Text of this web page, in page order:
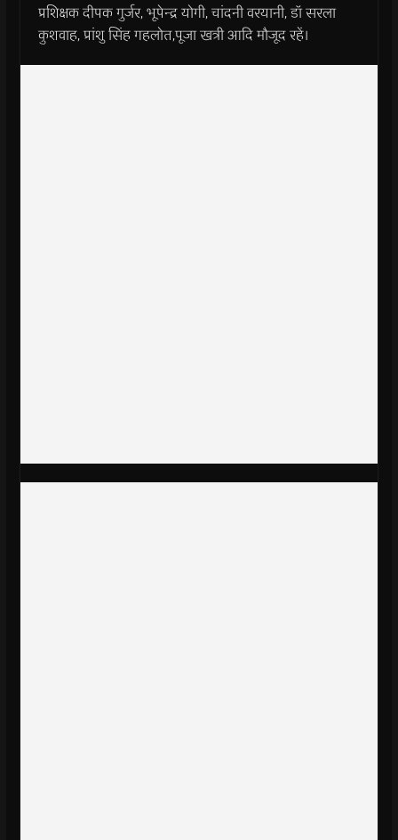
प्रशिक्षक दीपक गुर्जर, भूपेन्द्र योगी, चांदनी वरयानी, डॉ सरला
कुशवाह, प्रांशु सिंह गहलोत,पूजा खत्री आदि मौजूद रहें।